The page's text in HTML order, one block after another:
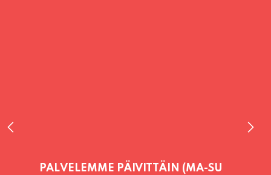
PALVELEMME PÄIVITTÄIN (MA-SU